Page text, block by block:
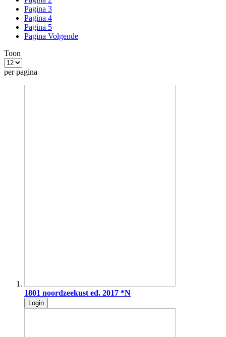
Pagina 3
Pagina 4
Pagina 5
Pagina Volgende
Toon
per pagina
1801 noordzeekust ed. 2017 *N
Login